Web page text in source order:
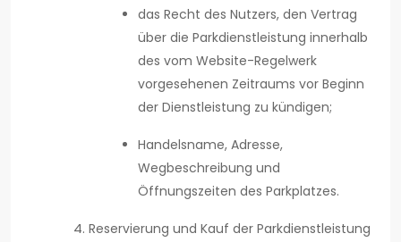
das Recht des Nutzers, den Vertrag
über die Parkdienstleistung innerhalb
des vom Website-Regelwerk
vorgesehenen Zeitraums vor Beginn
der Dienstleistung zu kündigen;
Handelsname, Adresse,
Wegbeschreibung und
Öffnungszeiten des Parkplatzes.
Reservierung und Kauf der Parkdienstleistung